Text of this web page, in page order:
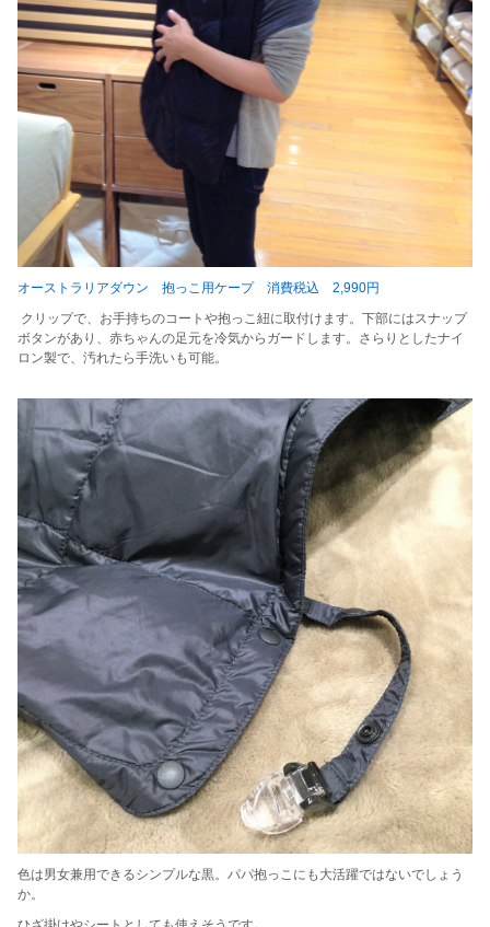
オーストラリアダウン 抱っこ用ケープ 消費税込 2,990円
クリップで、お手持ちのコートや抱っこ紐に取付けます。下部にはスナップ
ボタンがあり、赤ちゃんの足元を冷気からガードします。さらりとしたナイ
ロン製で、汚れたら手洗いも可能。
色は男女兼用できるシンプルな黒。パパ抱っこにも大活躍ではないでしょう
か。